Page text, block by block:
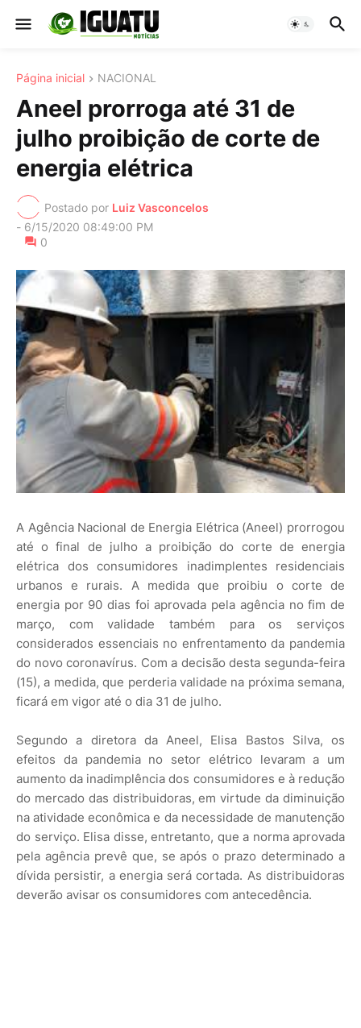
Página inicial NACIONAL
Aneel prorroga até 31 de
julho proibição de corte de
energia elétrica
Postado por Luiz Vasconcelos
- 6/15/2020 08:49:00 PM
0
A Agência Nacional de Energia Elétrica (Aneel) prorrogou
até o final de julho a proibição do corte de energia
elétrica dos consumidores inadimplentes residenciais
urbanos e rurais. A medida que proibiu o corte de
energia por 90 dias foi aprovada pela agência no fim de
março, com validade também para os serviços
considerados essenciais no enfrentamento da pandemia
do novo coronavírus. Com a decisão desta segunda-feira
(15), a medida, que perderia validade na próxima semana,
ficará em vigor até o dia 31 de julho.
Segundo a diretora da Aneel, Elisa Bastos Silva, os
efeitos da pandemia no setor elétrico levaram a um
aumento da inadimplência dos consumidores e à redução
do mercado das distribuidoras, em virtude da diminuição
na atividade econômica e da necessidade de manutenção
do serviço. Elisa disse, entretanto, que a norma aprovada
pela agência prevê que, se após o prazo determinado a
dívida persistir, a energia será cortada. As distribuidoras
deverão avisar os consumidores com antecedência.